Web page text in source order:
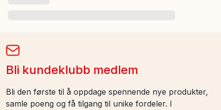
Bli kundeklubb medlem
Bli den første til å oppdage spennende nye produkter,
samle poeng og få tilgang til unike fordeler. I